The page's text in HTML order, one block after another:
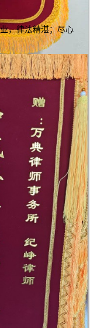
，律法精湛；尽心